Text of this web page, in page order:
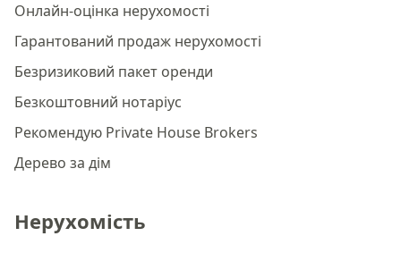
Онлайн-оцінка нерухомості
Гарантований продаж нерухомості
Безризиковий пакет оренди
Безкоштовний нотаріус
Рекомендую Private House Brokers
Дерево за дім
Нерухомість